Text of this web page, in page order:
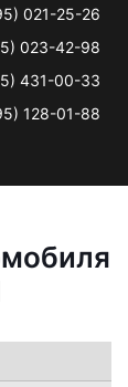
021-25-26
023-42-98
431-00-33
128-01-88